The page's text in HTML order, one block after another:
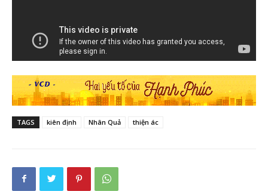
TAGS kiên định Nhân Quả thiện ác